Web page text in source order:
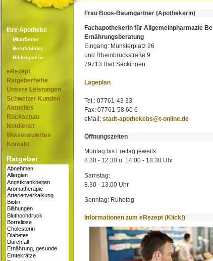
Ihre Apotheke
Mitarbeiter
Berufsbilder
Bildergalerie
eRezept
Ratgeberhefte
Unsere Leistungen
Schweizer Kunden
Aktuelles
Rückschau
Notdienst
Wissenswertes
Kontakt
Ratgeber
Frau Boos-Baumgartner (Apothekerin)
Fachapothekerin für Allgemeinpharmazie
Ernährungsberatung
Eingang: Münsterplatz 26
und Rheinbrückstraße 9
79713 Bad Säckingen
Lageplan
Tel.: 07761-43 33
Fax: 07761-58 60 6
eMail: stadt-apothekebs@t-online.de
Öffnungszeiten
Montag bis Freitag jeweils:
8.30 - 12.30 u. 14.00 - 18.30 Uhr
Samstag:
8.30 - 13.00 Uhr
Sonntag: Ruhetag
Informationen zum eRezept (Klick!)